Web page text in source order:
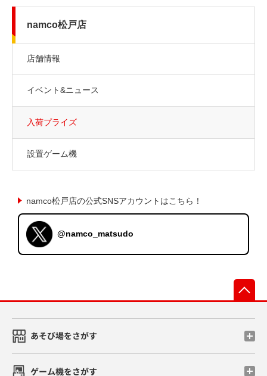
namco松戸店
店舗情報
イベント&ニュース
入荷プライズ
設置ゲーム機
namco松戸店の公式SNSアカウントはこちら！
@namco_matsudo
あそび場をさがす
ゲーム機をさがす